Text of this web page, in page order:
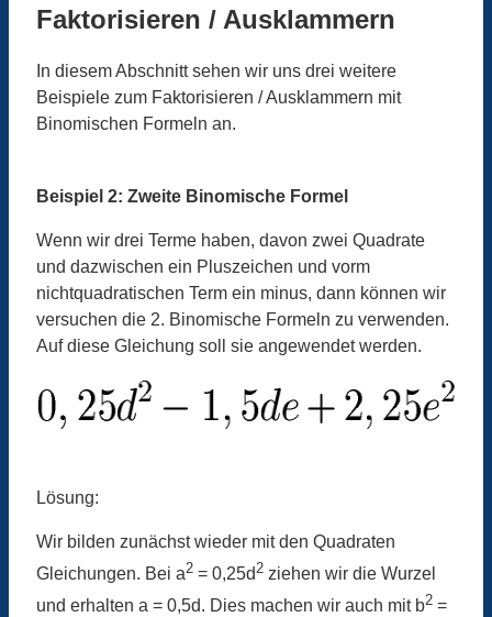
Faktorisieren / Ausklammern
In diesem Abschnitt sehen wir uns drei weitere
Beispiele zum Faktorisieren / Ausklammern mit
Binomischen Formeln an.
Beispiel 2: Zweite Binomische Formel
Wenn wir drei Terme haben, davon zwei Quadrate
und dazwischen ein Pluszeichen und vorm
nichtquadratischen Term ein minus, dann können wir
versuchen die 2. Binomische Formeln zu verwenden.
Auf diese Gleichung soll sie angewendet werden.
Lösung:
Wir bilden zunächst wieder mit den Quadraten
Gleichungen. Bei a2 = 0,25d 2 ziehen wir die Wurzel
und erhalten a = 0,5d. Dies machen wir auch mit b2 =